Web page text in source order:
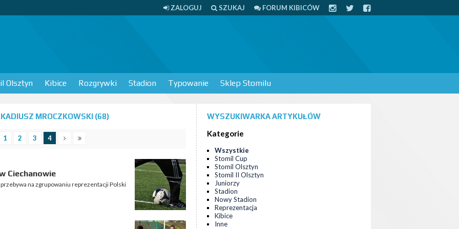
ZALOGUJ SZUKAJ FORUM KIBICÓW
Olsztyn Kibice Rozgrywki Stadion Typowanie Sklep Stomilu
MROCZKOWSKI (68)
1 2 3 4
Ciechanowie
na zgrupowaniu reprezentacji Polski
WYSZUKIWARKA ARTYKUŁÓW
Kategorie
Wszystkie
Stomil Cup
Stomil Olsztyn
Stomil II Olsztyn
Juniorzy
Stadion
Nowy Stadion
Reprezentacja
Kibice
Inne